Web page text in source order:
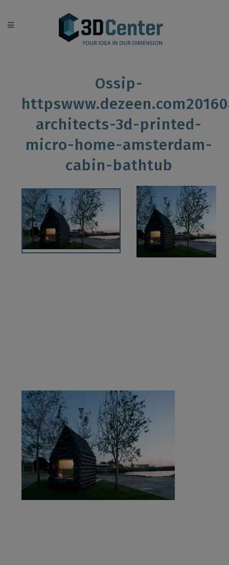
Ossip-
architects-3d-printed-
micro-home-amsterdam-
cabin-bathtub